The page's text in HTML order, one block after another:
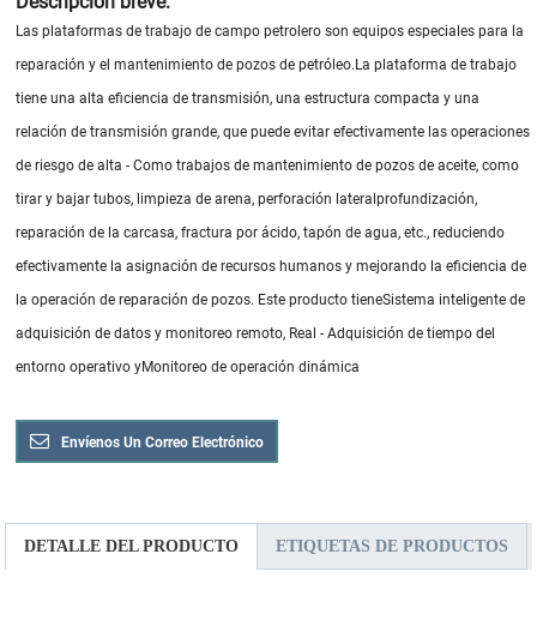
Las plataformas de trabajo de campo petrolero son equipos especiales para la
reparación y el mantenimiento de pozos de petróleo.La plataforma de trabajo
tiene una alta eficiencia de transmisión, una estructura compacta y una
relación de transmisión grande, que puede evitar efectivamente las operaciones
de riesgo de alta - Como trabajos de mantenimiento de pozos de aceite, como
tirar y bajar tubos, limpieza de arena, perforación lateralprofundización,
reparación de la carcasa, fractura por ácido, tapón de agua, etc., reduciendo
efectivamente la asignación de recursos humanos y mejorando la eficiencia de
la operación de reparación de pozos. Este producto tieneSistema inteligente de
adquisición de datos y monitoreo remoto, Real - Adquisición de tiempo del
entorno operativo yMonitoreo de operación dinámica
Envíenos Un Correo Electrónico
DETALLE DEL PRODUCTO ETIQUETAS DE PRODUCTOS